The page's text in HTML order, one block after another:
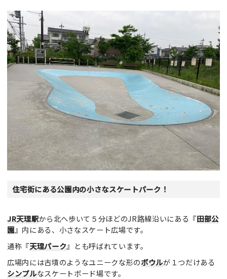
住宅街にある公園内の小さなスケートパーク！
JR天理駅から北へ歩いて５分ほどのJR路線沿いにある『田部公
園』内にある、小さなスケート広場です。
通称『天理パーク』とも呼ばれています。
広場内には古墳のようなユニークな形のボウルが１つだけある
シンプルなスケートボード場です。